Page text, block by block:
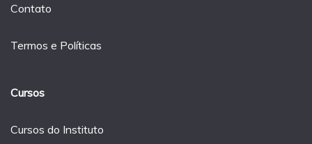
Contato
Termos e Políticas
Cursos
Cursos do Instituto